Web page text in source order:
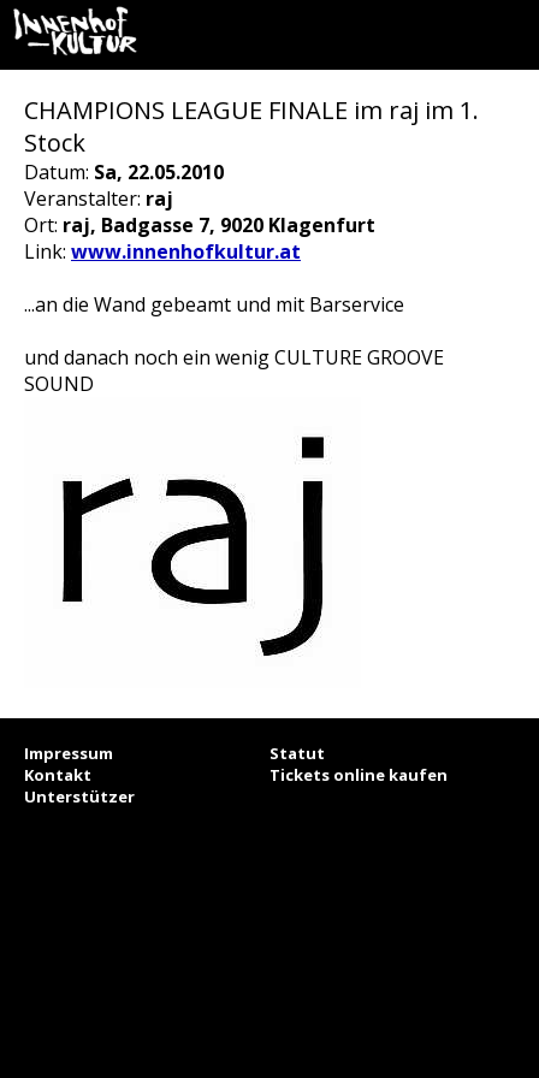
CHAMPIONS LEAGUE FINALE im raj im 1.
Stock
Datum: Sa, 22.05.2010
Veranstalter: raj
Ort: raj, Badgasse 7, 9020 Klagenfurt
Link: www.innenhofkultur.at
...an die Wand gebeamt und mit Barservice
und danach noch ein wenig CULTURE GROOVE
SOUND
Impressum
Statut
Kontakt
Tickets online kaufen
Unterstützer